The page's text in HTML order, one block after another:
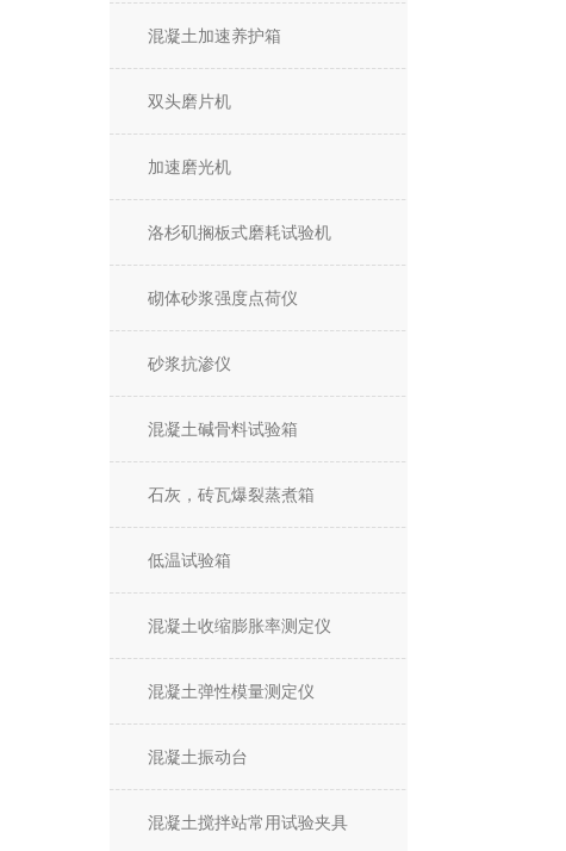
混凝土加速养护箱
双头磨片机
加速磨光机
洛杉矶搁板式磨耗试验机
砌体砂浆强度点荷仪
砂浆抗渗仪
混凝土碱骨料试验箱
石灰，砖瓦爆裂蒸煮箱
低温试验箱
混凝土收缩膨胀率测定仪
混凝土弹性模量测定仪
混凝土振动台
混凝土搅拌站常用试验夹具